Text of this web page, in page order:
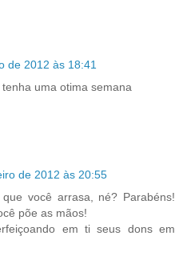
de 2012 às 18:41
uma otima semana
de 2012 às 20:55
você arrasa, né? Parabéns!
põe as mãos!
em ti seus dons em